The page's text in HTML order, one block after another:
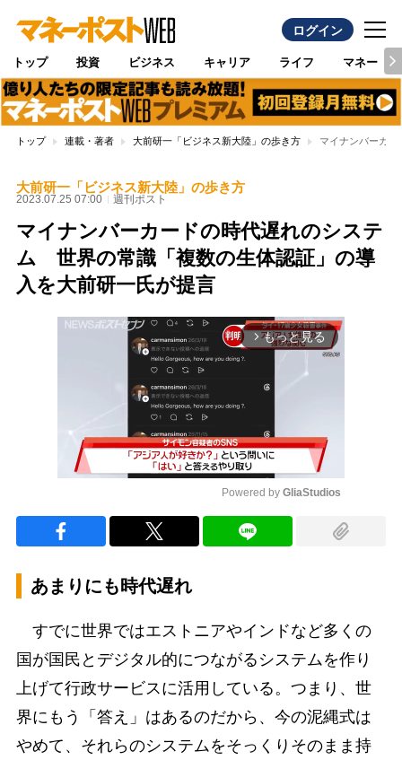
ログイン
トップ 投資 ビジネス キャリア ライフ マネー
トップ 連載・著者 大前研一「ビジネス新大陸」の歩き方 マイナンバーカ
大前研一「ビジネス新大陸」の歩き方
2023.07.25 07:00 週刊ポスト
マイナンバーカードの時代遅れのシステ
ム 世界の常識「複数の生体認証」の導
入を大前研一氏が提言
arrow_forward_ios もっと見る
Powered by GliaStudios
あまりにも時代遅れ
すでに世界ではエストニアやインドなど多くの
国が国民とデジタル的につながるシステムを作り
上げて行政サービスに活用している。つまり、世
界にもう「答え」はあるのだから、今の泥縄式は
やめて、それらのシステムをそっくりそのまま持